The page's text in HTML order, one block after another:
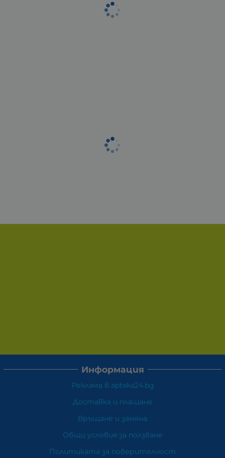
Информация
Реклама в apteka24.bg
Доставка и плащане
Връщане и замяна
Общи условия за ползване
Политиката за поверителност